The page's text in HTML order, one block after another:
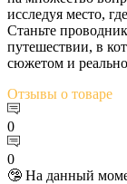
исследуя место,
Станьте
путешествии, в
сюжетом и
Отзывы о товаре
0
0
🤥 На данный